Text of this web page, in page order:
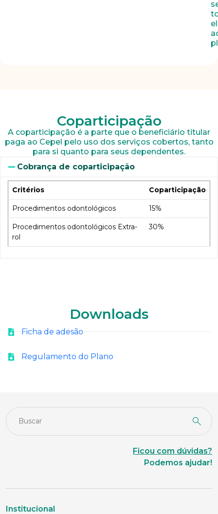
Coparticipação
A coparticipação é a parte que o beneficiário titular
paga ao Cepel pelo uso dos serviços cobertos, tanto
para si quanto para seus dependentes.
Cobrança de coparticipação
Critérios Coparticipação
Procedimentos odontológicos 15%
Procedimentos odontológicos Extra-
rol
30%
Downloads
Ficha de adesão
Regulamento do Plano
Ficou com dúvidas?
Podemos ajudar!
Institucional